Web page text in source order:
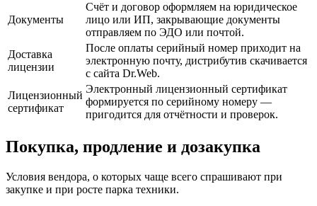
Документы
Счёт и договор оформляем на юридическое
лицо или ИП, закрывающие документы
отправляем по ЭДО или почтой.
Доставка
лицензии
После оплаты серийный номер приходит на
электронную почту, дистрибутив скачивается
с сайта Dr.Web.
Лицензионный
сертификат
Электронный лицензионный сертификат
формируется по серийному номеру —
пригодится для отчётности и проверок.
Покупка, продление и дозакупка
Условия вендора, о которых чаще всего спрашивают при
закупке и при росте парка техники.